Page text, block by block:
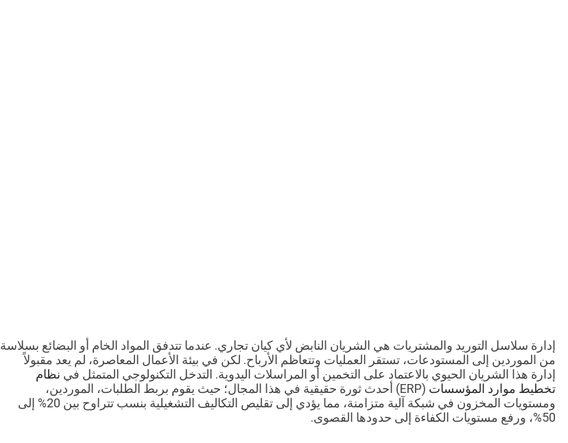
إدارة سلاسل التوريد والمشتريات هي الشريان النابض لأي كيان تجاري. عندما تتدفق المواد الخام أو البضائع بسلاسة
من الموردين إلى المستودعات، تستقر العمليات وتتعاظم الأرباح. لكن في بيئة الأعمال المعاصرة، لم يعد مقبولاً
إدارة هذا الشريان الحيوي بالاعتماد على التخمين أو المراسلات اليدوية. التدخل التكنولوجي المتمثل في نظام
تخطيط موارد المؤسسات
(ERP) أحدث ثورة حقيقية في هذا المجال؛ حيث يقوم بربط الطلبات، الموردين،
ومستويات المخزون في شبكة آلية متزامنة، مما يؤدي إلى تقليص التكاليف التشغيلية بنسب تتراوح بين 20% إلى
50%، ورفع مستويات الكفاءة إلى حدودها القصوى.